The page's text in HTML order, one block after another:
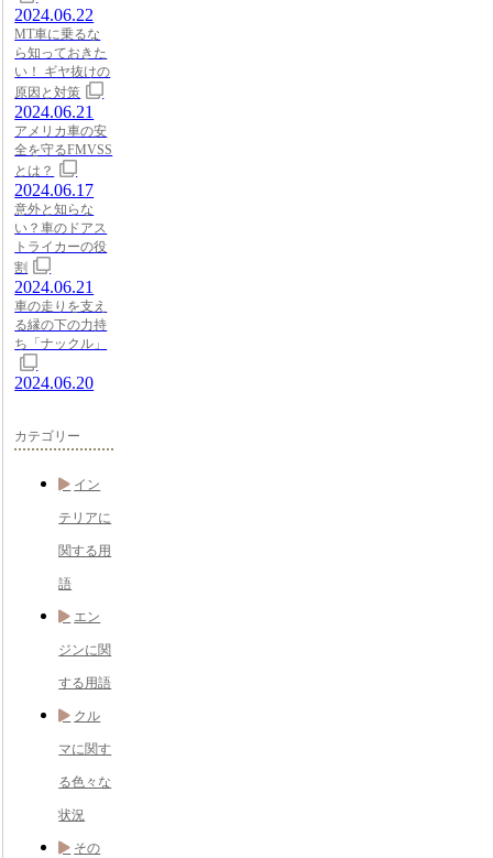
2024.06.22
MT車に乗るな
ら知っておきた
い！ ギヤ抜けの
原因と対策
2024.06.21
アメリカ車の安
全を守るFMVSS
とは？
2024.06.17
意外と知らな
い？車のドアス
トライカーの役
割
2024.06.21
車の走りを支え
る縁の下の力持
ち「ナックル」
2024.06.20
カテゴリー
イン
テリアに
関する用
語
エン
ジンに関
する用語
クル
マに関す
る色々な
状況
その